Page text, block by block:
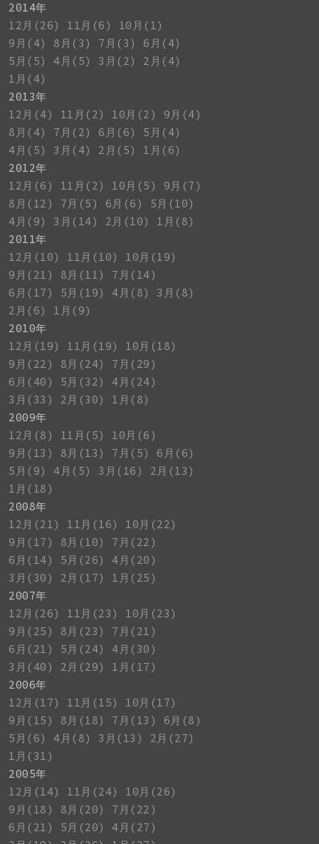
2014年
12月(26)
11月(6)
10月(1)
9月(4)
8月(3) 7月(3)
6月(4)
5月(5)
4月(5) 3月(2)
2月(4)
1月(4)
2013年
12月(4)
11月(2) 10月(2)
9月(4)
8月(4)
7月(2) 6月(6)
5月(4)
4月(5)
3月(4) 2月(5)
1月(6)
2012年
12月(6)
11月(2) 10月(5)
9月(7)
8月(12)
7月(5) 6月(6)
5月(10)
4月(9)
3月(14) 2月(10)
1月(8)
2011年
12月(10)
11月(10)
10月(19)
9月(21)
8月(11)
7月(14)
6月(17)
5月(19) 4月(8)
3月(8)
2月(6)
1月(9)
2010年
12月(19)
11月(19)
10月(18)
9月(22)
8月(24)
7月(29)
6月(40)
5月(32)
4月(24)
3月(33)
2月(30)
1月(8)
2009年
12月(8)
11月(5)
10月(6)
9月(13)
8月(13) 7月(5)
6月(6)
5月(9)
4月(5) 3月(16)
2月(13)
1月(18)
2008年
12月(21)
11月(16)
10月(22)
9月(17)
8月(10)
7月(22)
6月(14)
5月(26)
4月(20)
3月(30)
2月(17)
1月(25)
2007年
12月(26)
11月(23)
10月(23)
9月(25)
8月(23)
7月(21)
6月(21)
5月(24)
4月(30)
3月(40)
2月(29)
1月(17)
2006年
12月(17)
11月(15)
10月(17)
9月(15)
8月(18) 7月(13)
6月(8)
5月(6)
4月(8) 3月(13)
2月(27)
1月(31)
2005年
12月(14)
11月(24)
10月(26)
9月(18)
8月(20)
7月(22)
6月(21)
5月(20)
4月(27)